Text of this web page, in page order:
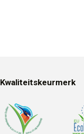
Kwaliteitskeurmerk